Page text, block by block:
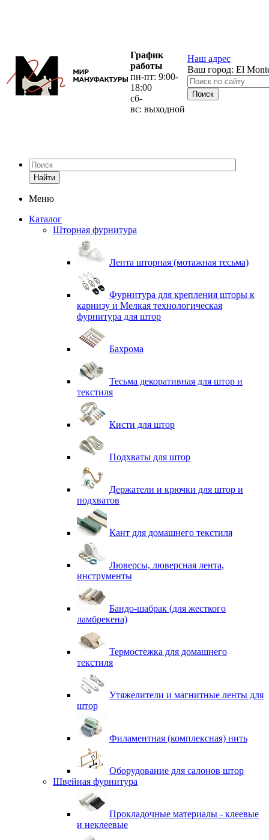
График
работы
пн-пт: 9:00-
18:00
сб-
вс: выходной
Наш адрес
Ваш город: El
Найти
Меню
Каталог
Шторная фурнитура
Лента шторная (мотажная тесьма)
Фурнитура для крепления шторы к
карнизу и Мелкая технологическая
фурнитура для штор
Бахрома
Тесьма декоративная для штор и
текстиля
Кисти для штор
Подхваты для штор
Держатели и крючки для штор и
подхватов
Кант для домашнего текстиля
Люверсы, люверсная лента,
инструменты
Бандо-шабрак (для жесткого
ламбрекена)
Термостежка для домашнего
текстиля
Утяжелители и магнитные ленты для
штор
Филаментная (комплексная) нить
Оборудование для салонов штор
Швейная фурнитура
Прокладочные материалы - клеевые
и неклеевые